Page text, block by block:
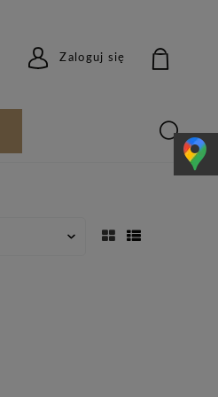
Zaloguj się